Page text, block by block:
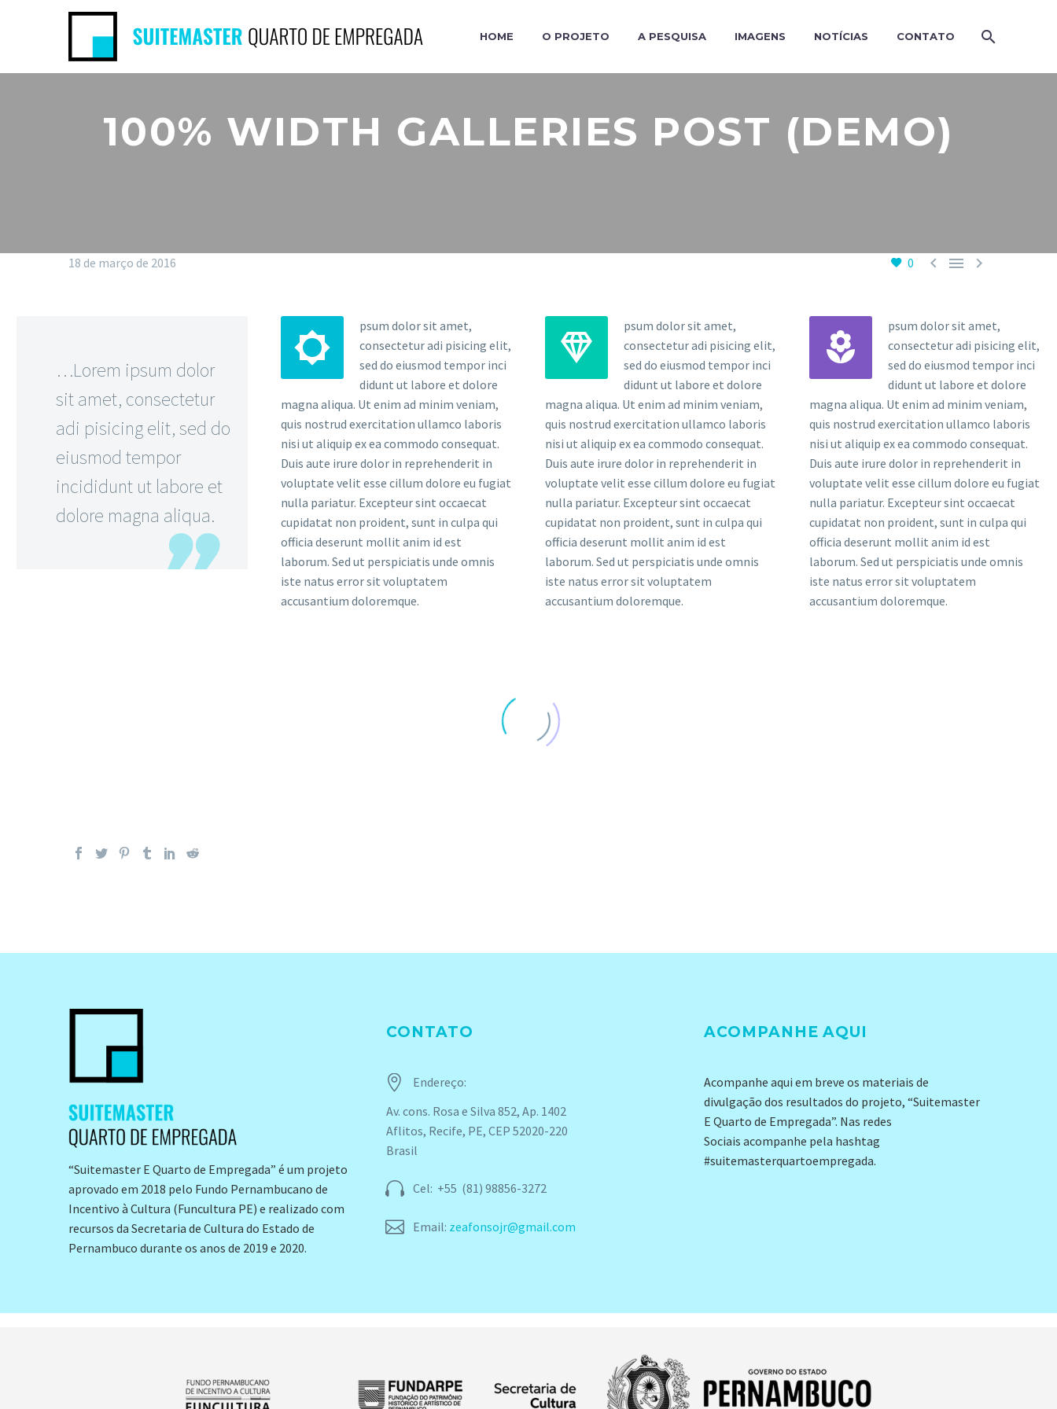
HOME O PROJETO A PESQUISA IMAGENS NOTÍCIAS CONTATO
100% WIDTH GALLERIES POST (DEMO)
0   
18 de março de 2016
…Lorem ipsum dolor
sit amet, consectetur
adi pisicing elit, sed do
eiusmod tempor
incididunt ut labore et
dolore magna aliqua.


psum dolor sit amet,
consectetur adi pisicing elit,
sed do eiusmod tempor inci
didunt ut labore et dolore
magna aliqua. Ut enim ad minim veniam,
quis nostrud exercitation ullamco laboris
nisi ut aliquip ex ea commodo consequat.
Duis aute irure dolor in reprehenderit in
voluptate velit esse cillum dolore eu fugiat
nulla pariatur. Excepteur sint occaecat
cupidatat non proident, sunt in culpa qui
officia deserunt mollit anim id est
laborum. Sed ut perspiciatis unde omnis
iste natus error sit voluptatem
accusantium doloremque.


psum dolor sit amet,
consectetur adi pisicing elit,
sed do eiusmod tempor inci
didunt ut labore et dolore
magna aliqua. Ut enim ad minim veniam,
quis nostrud exercitation ullamco laboris
nisi ut aliquip ex ea commodo consequat.
Duis aute irure dolor in reprehenderit in
voluptate velit esse cillum dolore eu fugiat
nulla pariatur. Excepteur sint occaecat
cupidatat non proident, sunt in culpa qui
officia deserunt mollit anim id est
laborum. Sed ut perspiciatis unde omnis
iste natus error sit voluptatem
accusantium doloremque.


psum dolor sit amet,
consectetur adi pisicing elit,
sed do eiusmod tempor inci
didunt ut labore et dolore
magna aliqua. Ut enim ad minim veniam,
quis nostrud exercitation ullamco laboris
nisi ut aliquip ex ea commodo consequat.
Duis aute irure dolor in reprehenderit in
voluptate velit esse cillum dolore eu fugiat
nulla pariatur. Excepteur sint occaecat
cupidatat non proident, sunt in culpa qui
officia deserunt mollit anim id est
laborum. Sed ut perspiciatis unde omnis
iste natus error sit voluptatem
accusantium doloremque.
“Suitemaster E Quarto de Empregada” é um projeto
aprovado em 2018 pelo Fundo Pernambucano de
Incentivo à Cultura (Funcultura PE) e realizado com
recursos da Secretaria de Cultura do Estado de
Pernambuco durante os anos de 2019 e 2020.
CONTATO


Endereço:
Av. cons. Rosa e Silva 852, Ap. 1402
Aflitos, Recife, PE, CEP 52020-220
Brasil

 Cel: +55 (81) 98856-3272

 Email: zeafonsojr@gmail.com
ACOMPANHE AQUI
Acompanhe aqui em breve os materiais de
divulgação dos resultados do projeto, “Suitemaster
E Quarto de Empregada”. Nas redes
Sociais acompanhe pela hashtag
#suitemasterquartoempregada.